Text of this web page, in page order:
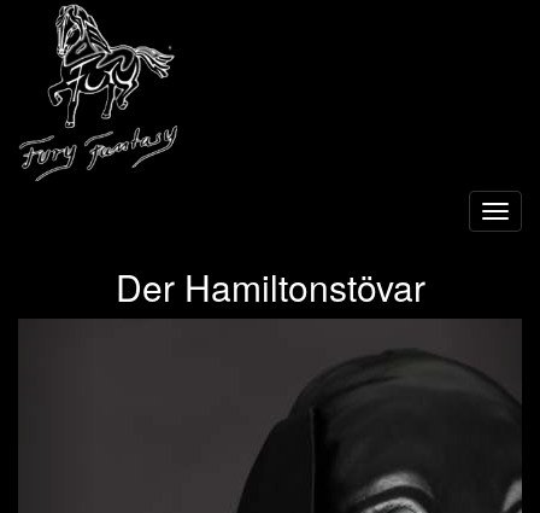
Der Hamiltonstövar